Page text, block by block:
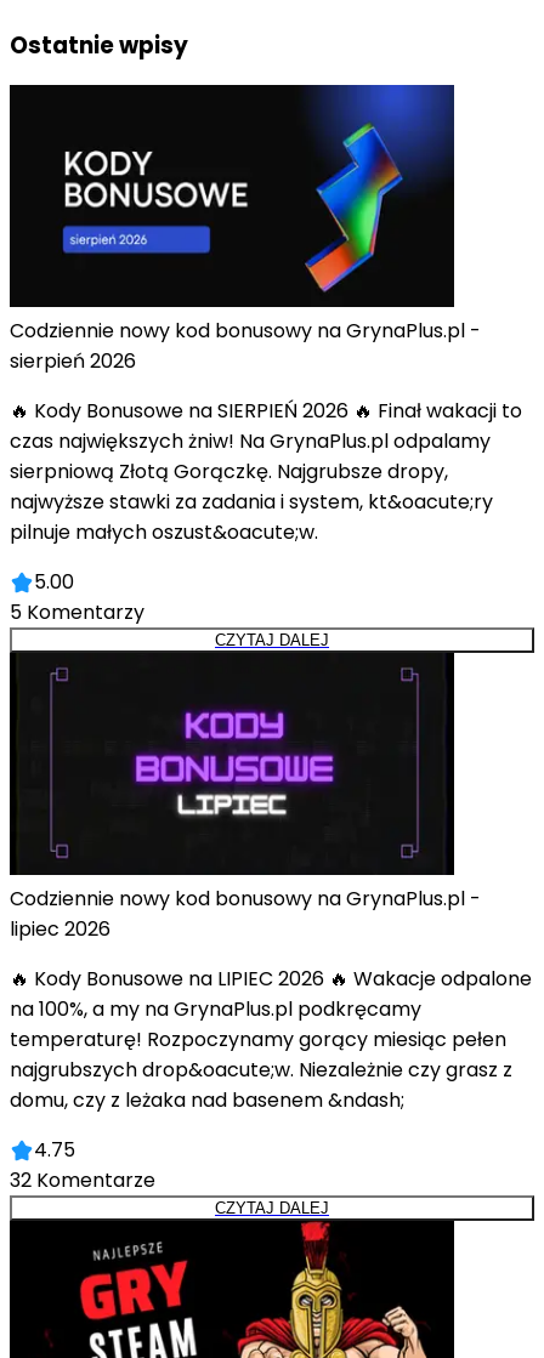
Ostatnie wpisy
Codziennie nowy kod bonusowy na GrynaPlus.pl -
sierpień 2026
🔥 Kody Bonusowe na SIERPIEŃ 2026 🔥 Finał wakacji to
czas największych żniw! Na GrynaPlus.pl odpalamy
sierpniową Złotą Gorączkę. Najgrubsze dropy,
najwyższe stawki za zadania i system, kt&oacute;ry
pilnuje małych oszust&oacute;w.
5.00
5 Komentarzy
CZYTAJ DALEJ
Codziennie nowy kod bonusowy na GrynaPlus.pl -
lipiec 2026
🔥 Kody Bonusowe na LIPIEC 2026 🔥 Wakacje odpalone
na 100%, a my na GrynaPlus.pl podkręcamy
temperaturę! Rozpoczynamy gorący miesiąc pełen
najgrubszych drop&oacute;w. Niezależnie czy grasz z
domu, czy z leżaka nad basenem &ndash;
4.75
32 Komentarze
CZYTAJ DALEJ